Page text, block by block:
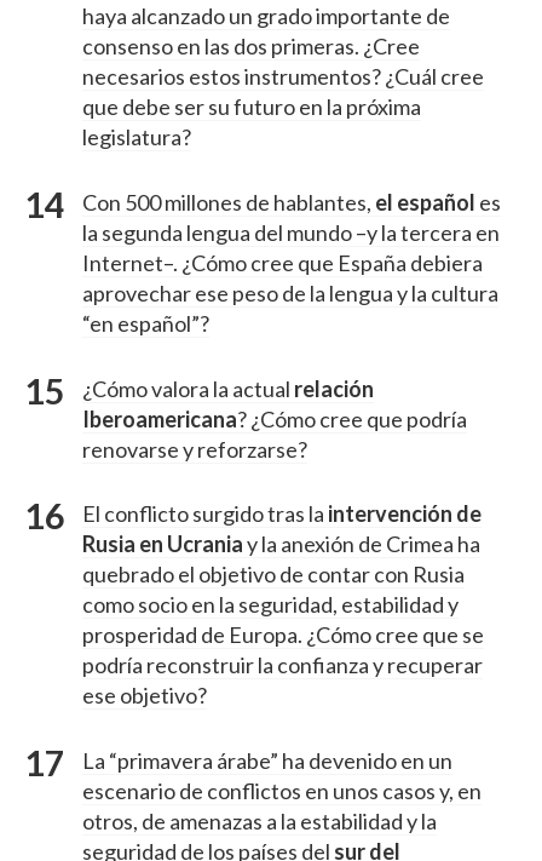
haya alcanzado un grado importante de
consenso en las dos primeras. ¿Cree
necesarios estos instrumentos? ¿Cuál cree
que debe ser su futuro en la próxima
legislatura?
Con 500 millones de hablantes, el español es
la segunda lengua del mundo –y la tercera en
Internet–. ¿Cómo cree que España debiera
aprovechar ese peso de la lengua y la cultura
“en español”?
¿Cómo valora la actual relación
Iberoamericana? ¿Cómo cree que podría
renovarse y reforzarse?
El conflicto surgido tras la intervención de
Rusia en Ucraniay la anexión de Crimea ha
quebrado el objetivo de contar con Rusia
como socio en la seguridad, estabilidad y
prosperidad de Europa. ¿Cómo cree que se
podría reconstruir la confianza y recuperar
ese objetivo?
La “primavera árabe” ha devenido en un
escenario de conflictos en unos casos y, en
otros, de amenazas a la estabilidad y la
seguridad de los países del sur del